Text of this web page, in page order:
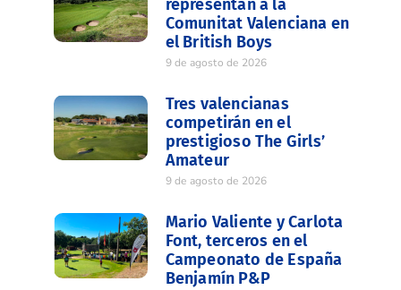
representan a la
Comunitat Valenciana en
el British Boys
9 de agosto de 2026
Tres valencianas
competirán en el
prestigioso The Girls’
Amateur
9 de agosto de 2026
Mario Valiente y Carlota
Font, terceros en el
Campeonato de España
Benjamín P&P